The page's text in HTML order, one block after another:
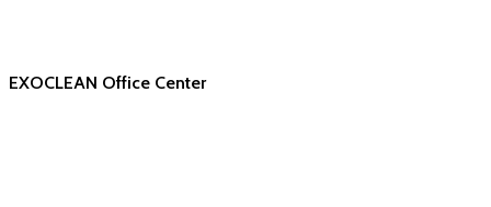
EXOCLEAN Office Center